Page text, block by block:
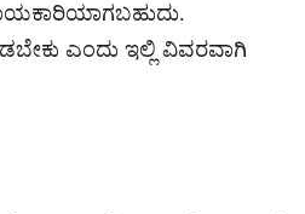
ಎಂದು ಇಲ್ಲಿ ವಿವರವಾಗಿ